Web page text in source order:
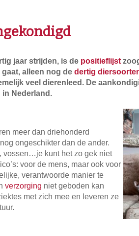
jaar strijden, is de positieflijst
gaat, alleen nog dedertig
veel dierenleed. De
Nederland.
meer dan driehonderd
ongeschikter dan de ander.
vossen…je kunt het zo gek niet
voor de mens, maar ook voor
verantwoorde manier te
verzorging niet geboden kan
met zich mee en leveren ze